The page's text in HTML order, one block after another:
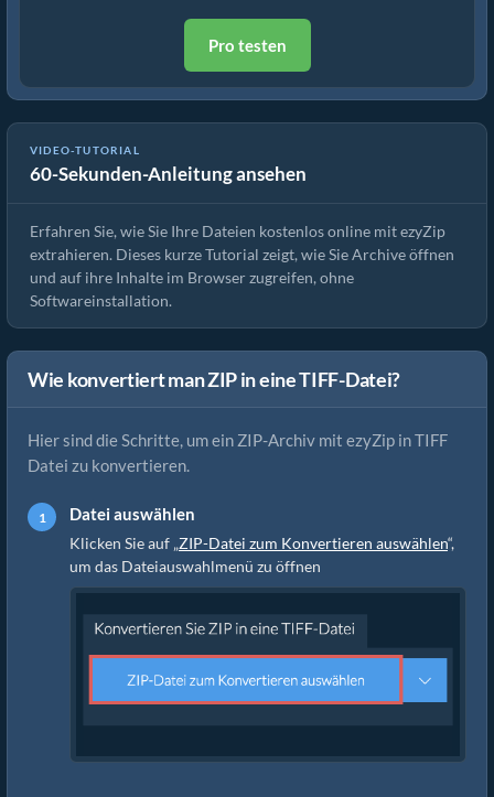
Pro testen
VIDEO-TUTORIAL
60-Sekunden-Anleitung ansehen
Wie man Dateien online mit ezyZip extrahiert (kostenlos, ohne
Installation)
Erfahren Sie, wie Sie Ihre Dateien kostenlos online mit ezyZip
extrahieren. Dieses kurze Tutorial zeigt, wie Sie Archive öffnen
und auf ihre Inhalte im Browser zugreifen, ohne
Softwareinstallation.
Wie konvertiert man ZIP in eine TIFF-Datei?
Hier sind die Schritte, um ein ZIP-Archiv mit ezyZip in TIFF
Datei zu konvertieren.
Datei auswählen
Klicken Sie auf „ZIP-Datei zum Konvertieren auswählen“,
um das Dateiauswahlmenü zu öffnen